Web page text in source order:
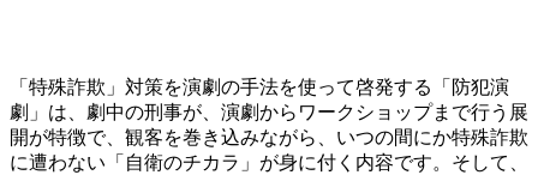
「特殊詐欺」対策を演劇の手法を使って啓発する「防犯演
劇」は、劇中の刑事が、演劇からワークショップまで行う展
開が特徴で、観客を巻き込みながら、いつの間にか特殊詐欺
に遭わない「自衛のチカラ」が身に付く内容です。そして、